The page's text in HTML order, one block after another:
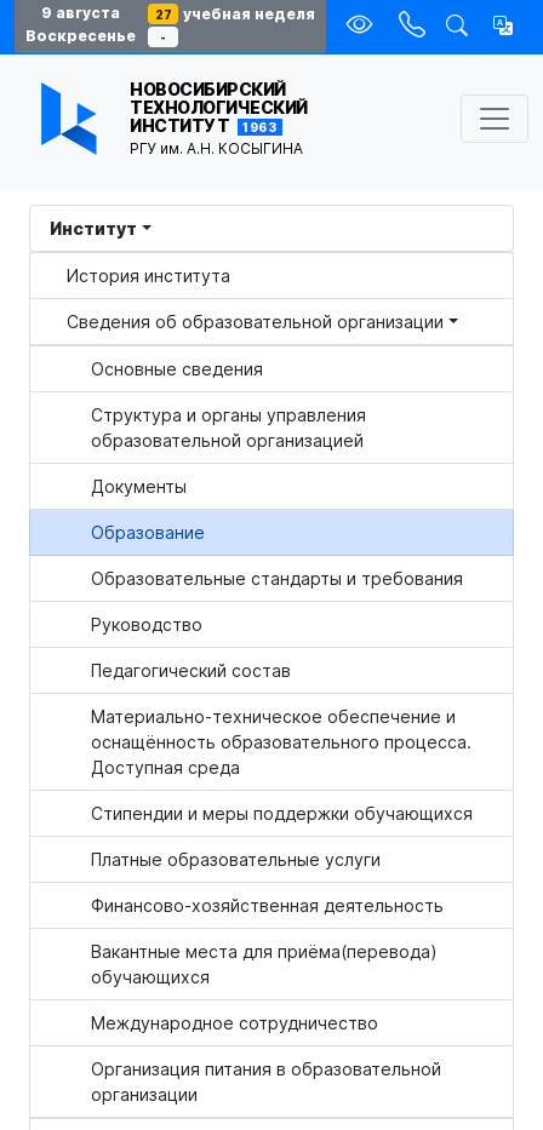
9 августа 27
учебная неделя
Воскресенье
-
НОВОСИБИРСКИЙ
ТЕХНОЛОГИЧЕСКИЙ
ИНСТИТУТ
1963
РГУ им. А.Н. КОСЫГИНА
Институт
История института
Сведения об образовательной организации
Основные сведения
Структура и органы управления
образовательной организацией
Документы
Образование
Образовательные стандарты и требования
Руководство
Педагогический состав
Материально-техническое обеспечение и
оснащённость образовательного процесса.
Доступная среда
Стипендии и меры поддержки обучающихся
Платные образовательные услуги
Финансово-хозяйственная деятельность
Вакантные места для приёма(перевода)
обучающихся
Международное сотрудничество
Организация питания в образовательной
организации